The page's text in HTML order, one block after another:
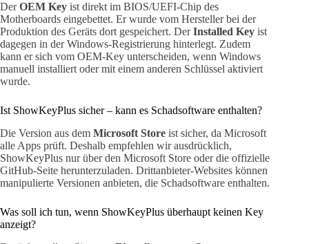
DerOEM Key ist direkt im BIOS/UEFI-Chip des
Motherboards eingebettet. Er wurde vom Hersteller bei der
Produktion des Geräts dort gespeichert. DerInstalled Key ist
dagegen in der Windows-Registrierung hinterlegt. Zudem
kann er sich vom OEM-Key unterscheiden, wenn Windows
manuell installiert oder mit einem anderen Schlüssel aktiviert
wurde.
Ist ShowKeyPlus sicher – kann es Schadsoftware enthalten?
Die Version aus dem Microsoft Store ist sicher, da Microsoft
alle Apps prüft. Deshalb empfehlen wir ausdrücklich,
ShowKeyPlus nur über den Microsoft Store oder die offizielle
GitHub-Seite herunterzuladen. Drittanbieter-Websites können
manipulierte Versionen anbieten, die Schadsoftware enthalten.
Was soll ich tun, wenn ShowKeyPlus überhaupt keinen Key
anzeigt?